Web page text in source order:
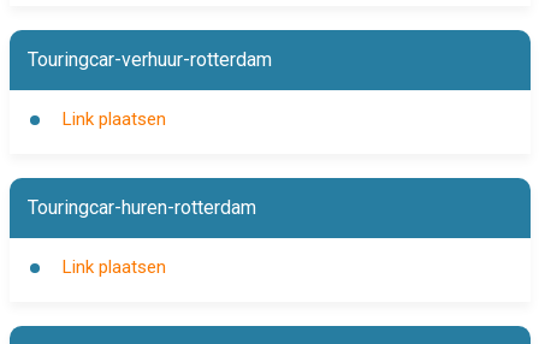
Touringcar-verhuur-rotterdam
Link plaatsen
Touringcar-huren-rotterdam
Link plaatsen